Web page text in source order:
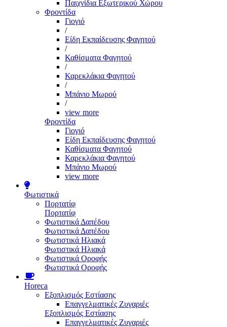
Παιχνίδια Εξωτερικού Χώρου
Φροντίδα
Γιογιό
/
Είδη Εκπαίδευσης Φαγητού
/
Καθίσματα Φαγητού
/
Καρεκλάκια Φαγητού
/
Μπάνιο Μωρού
/
view more
Φροντίδα
Γιογιό
Είδη Εκπαίδευσης Φαγητού
Καθίσματα Φαγητού
Καρεκλάκια Φαγητού
Μπάνιο Μωρού
view more
Φωτιστικά
Πορτατίφ
Πορτατίφ
Φωτιστικά Δαπέδου
Φωτιστικά Δαπέδου
Φωτιστικά Ηλιακά
Φωτιστικά Ηλιακά
Φωτιστικά Οροφής
Φωτιστικά Οροφής
Horeca
Εξοπλισμός Εστίασης
Επαγγελματικές Ζυγαριές
Εξοπλισμός Εστίασης
Επαγγελματικές Ζυγαριές